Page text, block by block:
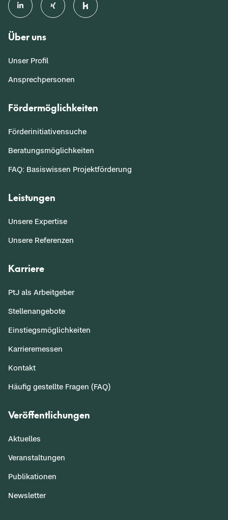
Über uns
Unser Profil
Ansprechpersonen
Fördermöglichkeiten
Förderinitiativensuche
Beratungsmöglichkeiten
FAQ: Basiswissen Projektförderung
Leistungen
Unsere Expertise
Unsere Referenzen
Karriere
PtJ als Arbeitgeber
Stellenangebote
Einstiegsmöglichkeiten
Karrieremessen
Kontakt
Häufig gestellte Fragen (FAQ)
Veröffentlichungen
Aktuelles
Veranstaltungen
Publikationen
Newsletter